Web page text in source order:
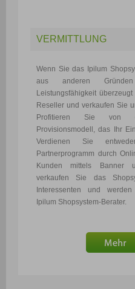
VERMITTLUNG
Wenn Sie das Ipilum
aus anderen
Leistungsfähigkeit
Reseller und verkaufen Sie
Profitieren Sie von
Provisionsmodell, das Ihr
Verdienen Sie
Partnerprogramm durch
Kunden mittels Banner
verkaufen Sie das
Interessenten und
Ipilum Shopsystem-Berater.